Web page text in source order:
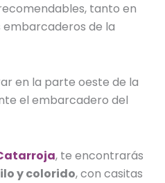
tanto en
embarcaderos de la
en la parte oeste de la
el embarcadero del
, te encontrarás
y colorido, con casitas